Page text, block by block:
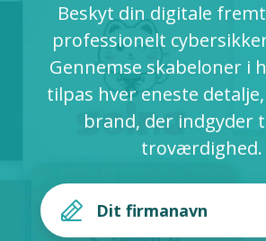
Trykte produkter
Om
Beskyt din digitale
professionelt
Gennemse skabeloner i
tilpas hver eneste
brand, der indgyder
troværdighed.